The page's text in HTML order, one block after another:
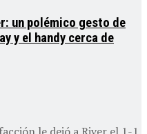
un polémico gesto de
y el handy cerca de